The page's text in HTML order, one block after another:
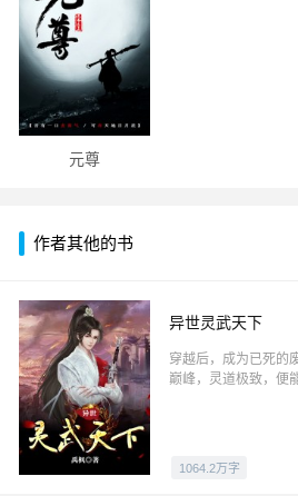
元尊
作者其他的书
异世灵武天下
穿越后，成为已死的
巅峰，灵道极致，便
1064.2万字